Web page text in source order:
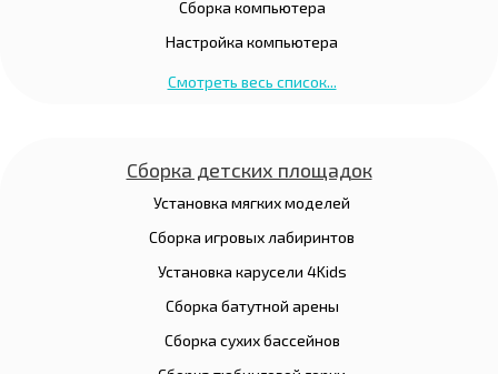
Сборка компьютера
Настройка компьютера
Смотреть весь список...
Сборка детских площадок
Установка мягких моделей
Сборка игровых лабиринтов
Установка карусели 4Kids
Сборка батутной арены
Сборка сухих бассейнов